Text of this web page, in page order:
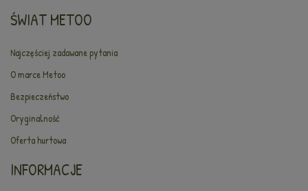
ŚWIAT METOO
Najczęściej zadawane pytania
O marce Metoo
Bezpieczeństwo
Oryginalność
Oferta hurtowa
INFORMACJE